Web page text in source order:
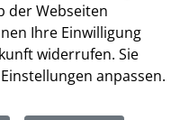
IT-Dienstleister
der Webseiten
Ihre Einwilligung
widerrufen. Sie
anpassen.